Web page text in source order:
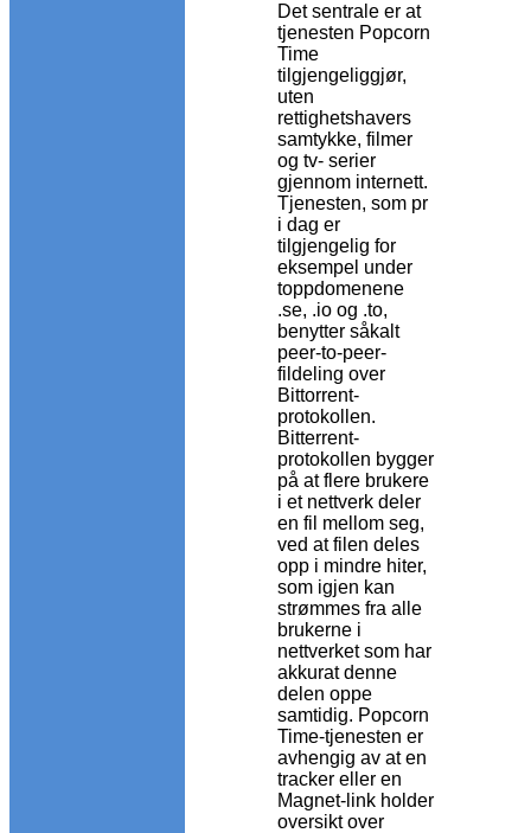
Det sentrale er at
tjenesten Popcorn
Time
tilgjengeliggjør,
uten
rettighetshavers
samtykke, filmer
og tv- serier
gjennom internett.
Tjenesten, som pr
i dag er
tilgjengelig for
eksempel under
toppdomenene
.se, .io og .to,
benytter såkalt
peer-to-peer-
fildeling over
Bittorrent-
protokollen.
Bitterrent-
protokollen bygger
på at flere brukere
i et nettverk deler
en fil mellom seg,
ved at filen deles
opp i mindre hiter,
som igjen kan
strømmes fra alle
brukerne i
nettverket som har
akkurat denne
delen oppe
samtidig. Popcorn
Time-tjenesten er
avhengig av at en
tracker eller en
Magnet-link holder
oversikt over